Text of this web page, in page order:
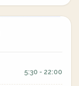
5:30 - 22:00